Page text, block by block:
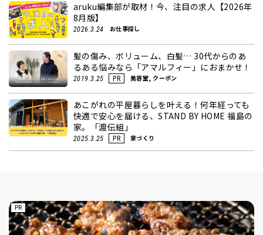
aruku編集部が取材！今、注目の求人【2026年
8月版】
2026.3.24 お仕事探し
髪の傷み、ボリューム、白髪… 30代からのあ
るある悩みなら「アマルフィー」におまかせ！
2019.3.25 PR 美容室, クーポン
あこがれの平屋暮らしを叶える！何年経っても
快適で安心を届ける、STAND BY HOME 福島の
家。「渡伝組」
2025.3.25 PR 家づくり
PR